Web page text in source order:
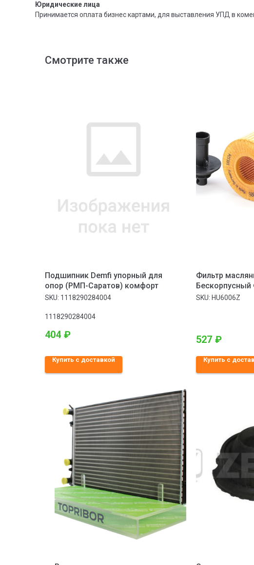
Юридические лица
Принимается оплата бизнес картами, для выставления УПД в
Смотрите также
Подшипник Demfi упорный для
опор (РМП-Саратов) комфорт
SKU: 1118290284004
1118290284004
404 ₽
Купить с доставкой
Фильтр
Бескорпусный
Цилиндр 57 60
SKU: HU6006Z
527 ₽
Купить с